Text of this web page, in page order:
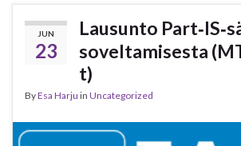
JUN
23
Lausunto
soveltamisesta
t)
ByEsa Harju in Uncategorized